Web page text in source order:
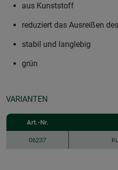
aus Kunststoff
reduziert das Ausreißen
stabil und langlebig
grün
VARIANTEN
Art.-Nr.
06237